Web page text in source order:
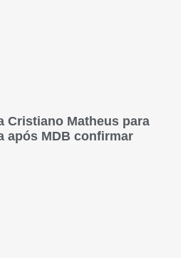
Cristiano Matheus para
após MDB confirmar